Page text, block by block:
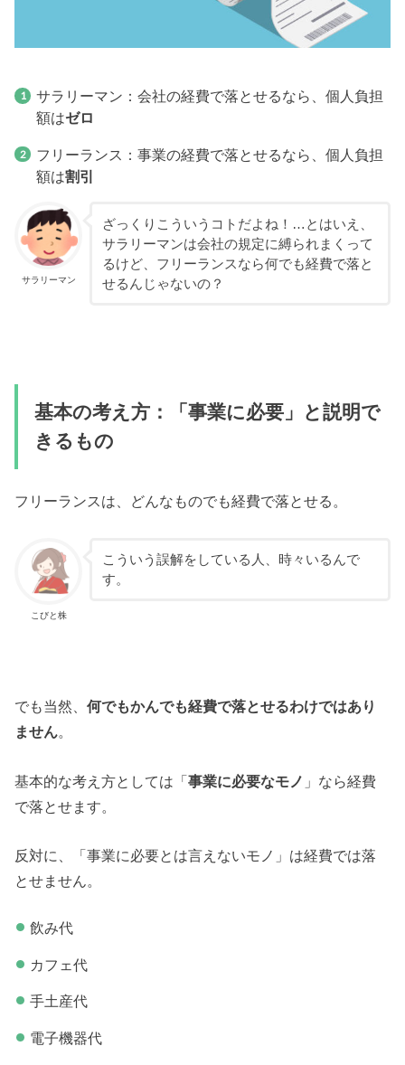
サラリーマン：会社の経費で落とせるなら、個人負担
額はゼロ
フリーランス：事業の経費で落とせるなら、個人負担
額は割引
サラリーマン
ざっくりこういうコトだよね！…とはいえ、
サラリーマンは会社の規定に縛られまくって
るけど、フリーランスなら何でも経費で落と
せるんじゃないの？
基本の考え方：「事業に必要」と説明で
きるもの
フリーランスは、どんなものでも経費で落とせる。
こびと株
こういう誤解をしている人、時々いるんで
す。
でも当然、何でもかんでも経費で落とせるわけではあり
ません。
基本的な考え方としては「事業に必要なモノ 」なら経費
で落とせます。
反対に、「事業に必要とは言えないモノ」は経費では落
とせません。
飲み代
カフェ代
手土産代
電子機器代